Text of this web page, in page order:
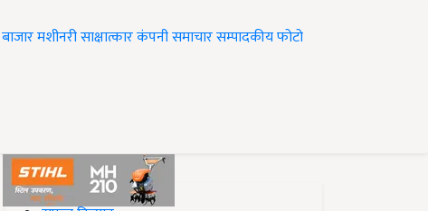
बाजारमशीनरीसाक्षात्कारकंपनी समाचारसम्पादकीयफोटो
#Top on Krishi Jagran